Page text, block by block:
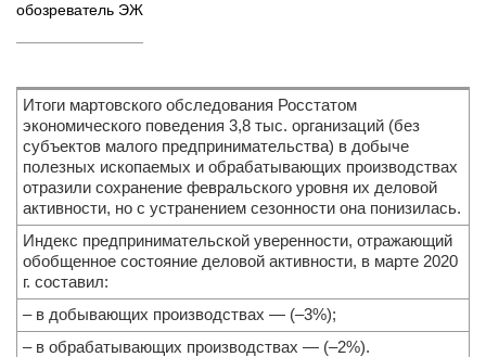
обозреватель ЭЖ
Итоги мартовского обследования Росстатом
экономического поведения 3,8 тыс. организаций (без
субъектов малого предпринимательства) в добыче
полезных ископаемых и обрабатывающих производствах
отразили сохранение февральского уровня их деловой
активности, но с устранением сезонности она понизилась.
Индекс предпринимательской уверенности, отражающий
обобщенное состояние деловой активности, в марте 2020
г. составил:
– в добывающих производствах — (–3%);
– в обрабатывающих производствах — (–2%).